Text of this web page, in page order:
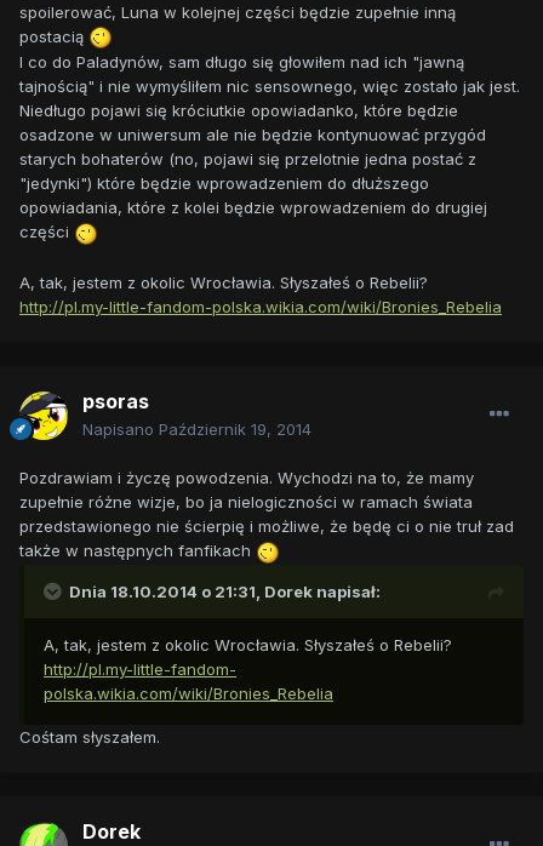
spoilerować, Luna w kolejnej części będzie zupełnie inną
postacią
I co do Paladynów, sam długo się głowiłem nad ich "jawną
tajnością" i nie wymyśliłem nic sensownego, więc zostało jak jest.
Niedługo pojawi się króciutkie opowiadanko, które będzie
osadzone w uniwersum ale nie będzie kontynuować przygód
starych bohaterów (no, pojawi się przelotnie jedna postać z
"jedynki") które będzie wprowadzeniem do dłuższego
opowiadania, które z kolei będzie wprowadzeniem do drugiej
części
A, tak, jestem z okolic Wrocławia. Słyszałeś o Rebelii?
http://pl.my-little-fandom-polska.wikia.com/wiki/Bronies_Rebelia
psoras
Napisano Październik 19, 2014
Pozdrawiam i życzę powodzenia. Wychodzi na to, że mamy
zupełnie różne wizje, bo ja nielogiczności w ramach świata
przedstawionego nie ścierpię i możliwe, że będę ci o nie truł zad
także w następnych fanfikach
Dnia 18.10.2014 o 21:31, Dorek napisał:
A, tak, jestem z okolic Wrocławia. Słyszałeś o Rebelii?
http://pl.my-little-fandom-
polska.wikia.com/wiki/Bronies_Rebelia
Cośtam słyszałem.
Dorek